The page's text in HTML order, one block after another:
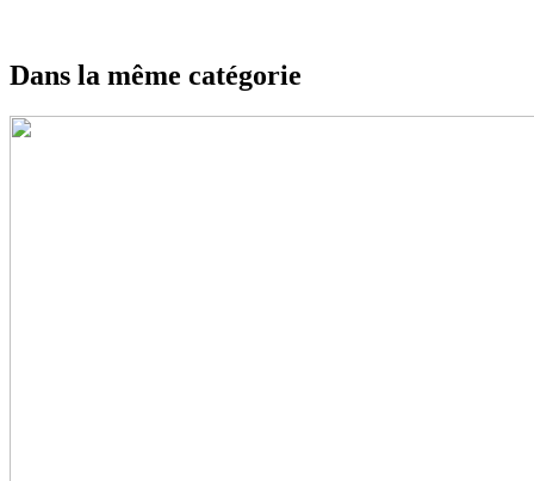
Dans la même catégorie